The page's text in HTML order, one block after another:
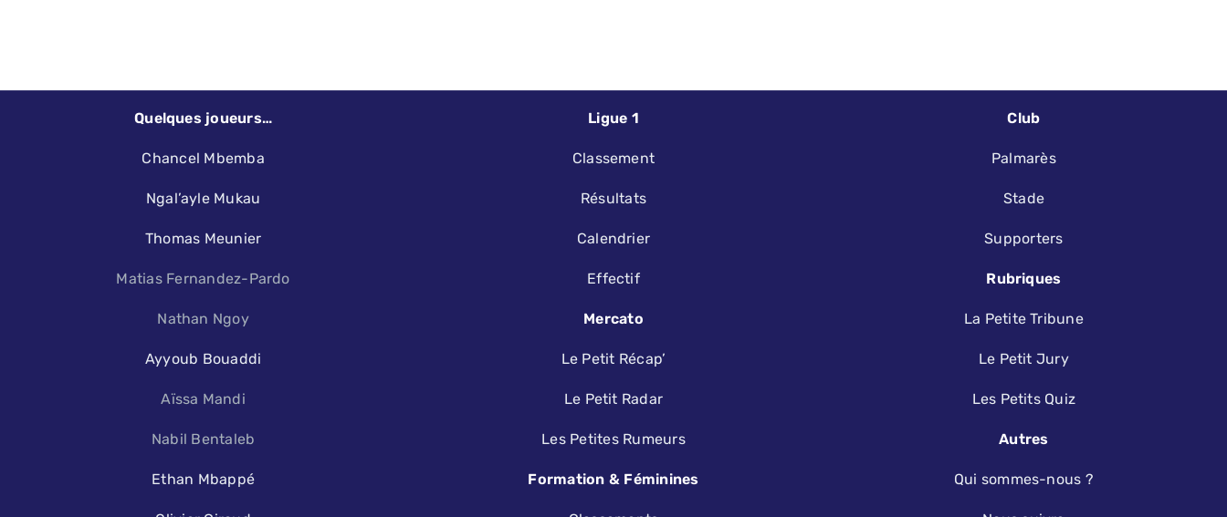
Quelques joueurs…
Chancel Mbemba
Ngal’ayle Mukau
Thomas Meunier
Matias Fernandez-Pardo
Nathan Ngoy
Ayyoub Bouaddi
Aïssa Mandi
Nabil Bentaleb
Ethan Mbappé
Ligue 1
Classement
Résultats
Calendrier
Effectif
Mercato
Le Petit Récap’
Le Petit Radar
Les Petites Rumeurs
Formation & Féminines
Club
Palmarès
Stade
Supporters
Rubriques
La Petite Tribune
Le Petit Jury
Les Petits Quiz
Autres
Qui sommes-nous ?